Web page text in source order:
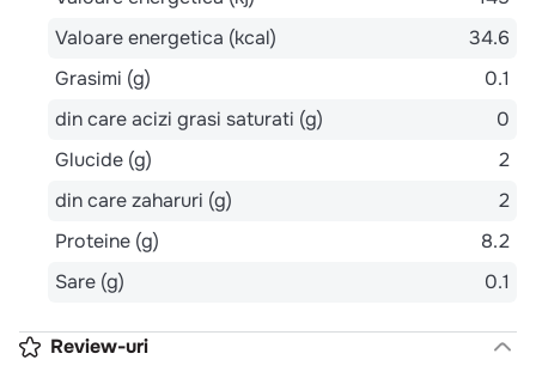
Valoare energetica (kcal)
34.6
Grasimi (g)
0.1
din care acizi grasi saturati (g)
0
Glucide (g)
2
din care zaharuri (g)
2
Proteine (g)
8.2
Sare (g)
0.1
Review-uri